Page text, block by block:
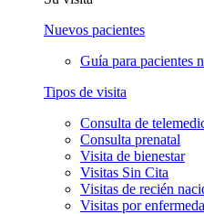
Nuevos pacientes
Guía para pacientes
Tipos de visita
Consulta de
Consulta prenatal
Visita de bienestar
Visitas Sin Cita
Visitas de recién
Visitas por